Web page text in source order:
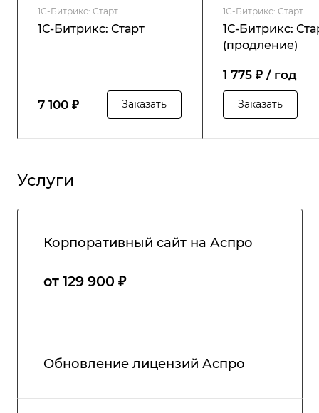
1С-Битрикс: Старт
1С-Битрикс: Старт
7 100 ₽ Заказать
1С-Битрикс: Старт
1С-Битрикс:
(продление)
1 775 ₽ / год
Заказать
Услуги
Корпоративный сайт на Аспро
от 129 900 ₽
Обновление лицензий Аспро